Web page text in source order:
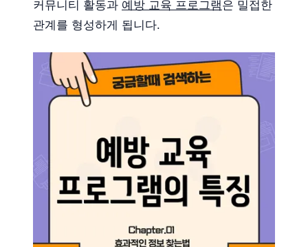
커뮤니티 활동과 예방 교육 프로그램은 밀접한
관계를 형성하게 됩니다.